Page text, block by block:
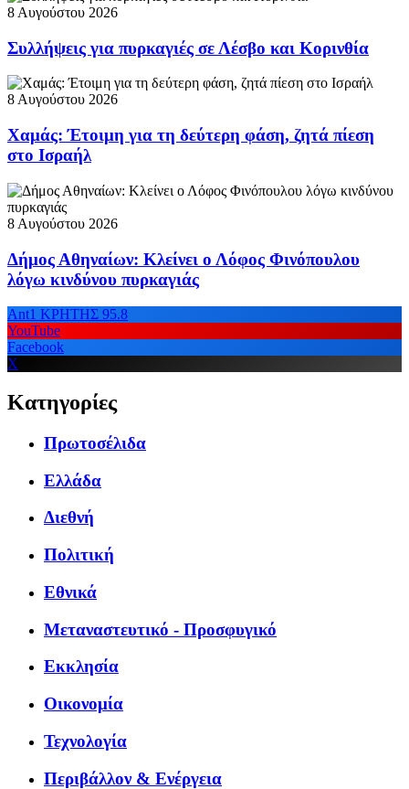
8 Αυγούστου 2026
Συλλήψεις για πυρκαγιές σε Λέσβο και Κορινθία
8 Αυγούστου 2026
Χαμάς: Έτοιμη για τη δεύτερη φάση, ζητά πίεση
στο Ισραήλ
8 Αυγούστου 2026
Δήμος Αθηναίων: Κλείνει ο Λόφος Φινόπουλου
λόγω κινδύνου πυρκαγιάς
Ant1 ΚΡΗΤΗΣ 95.8
YouTube
Facebook
X
Κατηγορίες
Πρωτοσέλιδα
Ελλάδα
Διεθνή
Πολιτική
Εθνικά
Μεταναστευτικό - Προσφυγικό
Εκκλησία
Οικονομία
Τεχνολογία
Περιβάλλον & Ενέργεια